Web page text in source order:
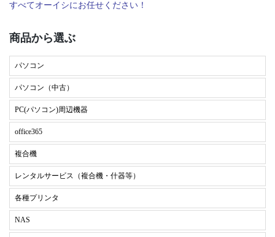
すべてオーイシにお任せください！
商品から選ぶ
パソコン
パソコン（中古）
PC(パソコン)周辺機器
office365
複合機
レンタルサービス（複合機・什器等）
各種プリンタ
NAS